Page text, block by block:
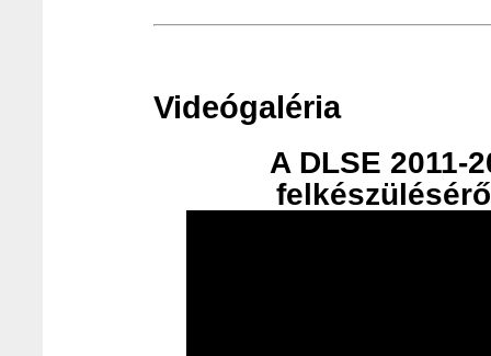
Videógaléria
A DLSE 2011-